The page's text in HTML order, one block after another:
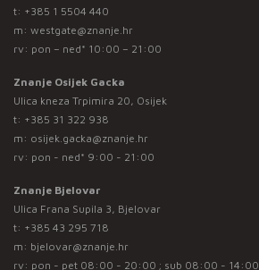
t: +385 1 5504 440
m: westgate@znanje.hr
rv: pon – ned* 10:00 – 21:00
Znanje Osijek Gacka
Ulica kneza Trpimira 20, Osijek
t: +385 31 322 938
m: osijek.gacka@znanje.hr
rv: pon - ned* 9:00 - 21:00
Znanje Bjelovar
Ulica Frana Supila 3, Bjelovar
t: +385 43 295 718
m: bjelovar@znanje.hr
rv: pon - pet 08:00 - 20:00 ; sub 08:00 - 14:00